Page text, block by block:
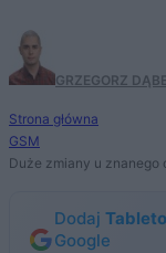
GRZEGORZ
Strona główna
GSM
Duże zmiany u znanego
Dodaj
Google